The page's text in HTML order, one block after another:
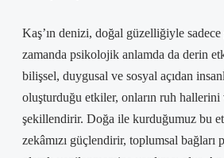
Kaş’ın denizi, doğal güzelliğiyle sadece
zamanda psikolojik anlamda da derin
bilişsel, duygusal ve sosyal açıdan
oluşturduğu etkiler, onların ruh hallerini
şekillendirir. Doğa ile kurduğumuz bu
zekâmızı güçlendirir, toplumsal bağları